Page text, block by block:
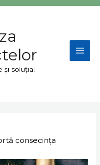
și soluția!
consecința